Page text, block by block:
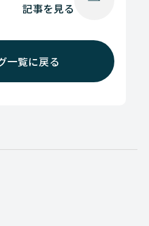
一覧に戻る
記事を見る